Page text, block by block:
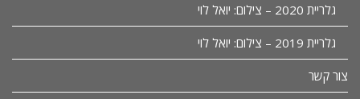
גלריית 2020 – צילום: יואל לוי
גלריית 2019 – צילום: יואל לוי
צור קשר